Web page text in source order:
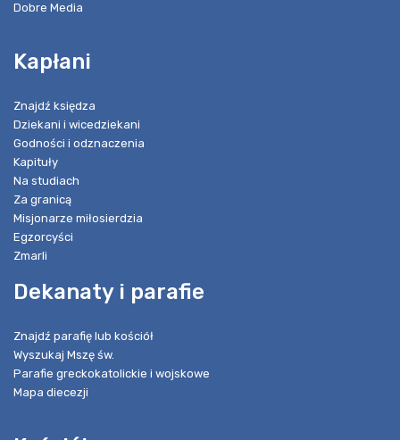
Dobre Media
Kapłani
Znajdź księdza
Dziekani i wicedziekani
Godności i odznaczenia
Kapituły
Na studiach
Za granicą
Misjonarze miłosierdzia
Egzorcyści
Zmarli
Dekanaty i parafie
Znajdź parafię lub kościół
Wyszukaj Mszę św.
Parafie greckokatolickie i wojskowe
Mapa diecezji